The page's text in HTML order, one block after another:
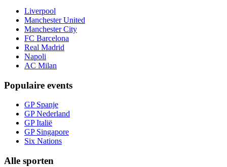
Liverpool
Manchester United
Manchester City
FC Barcelona
Real Madrid
Napoli
AC Milan
Populaire events
GP Spanje
GP Nederland
GP Italië
GP Singapore
Six Nations
Alle sporten